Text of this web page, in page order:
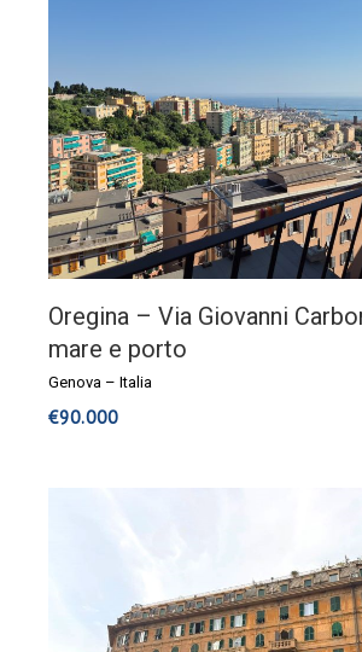
Oregina – Via Giovanni
mare e porto
Genova – Italia
€90.000